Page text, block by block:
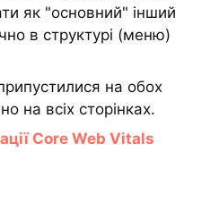
як "основний" інший
в структурі (меню)
на обох
на всіх сторінках.
Core Web Vitals